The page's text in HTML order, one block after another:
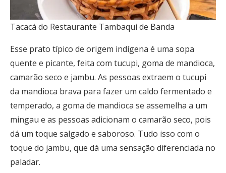
Tacacá do Restaurante Tambaqui de Banda
Esse prato típico de origem indígena é uma sopa
quente e picante, feita com tucupi, goma de mandioca,
camarão seco e jambu. As pessoas extraem o tucupi
da mandioca brava para fazer um caldo fermentado e
temperado, a goma de mandioca se assemelha a um
mingau e as pessoas adicionam o camarão seco, pois
dá um toque salgado e saboroso. Tudo isso com o
toque do jambu, que dá uma sensação diferenciada no
paladar.